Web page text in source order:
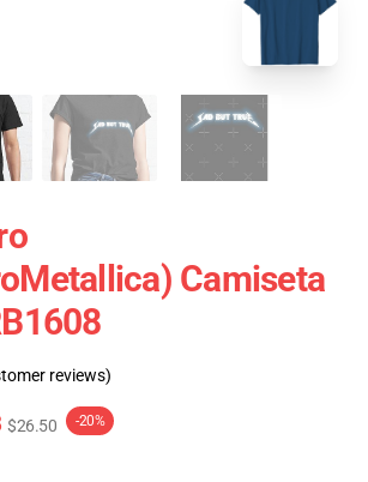
Camiseta
reviews)
$26.50 -20%